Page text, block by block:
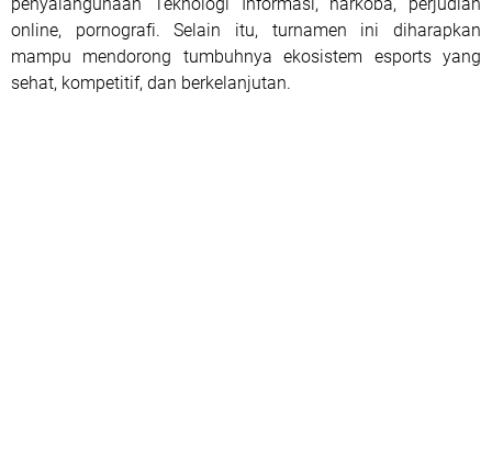
online, pornografi. Selain itu, turnamen ini diharapkan
mampu mendorong tumbuhnya ekosistem esports yang
sehat, kompetitif, dan berkelanjutan.